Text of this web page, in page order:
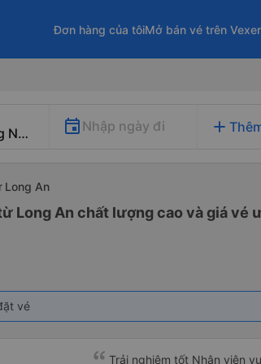
Đơn hàng của tôiMở bán vé trên
Nhập ngày đi add
Long An
Long An chất lượng cao và giá vé
vé
Trải nghiệm tốt Nhân viên